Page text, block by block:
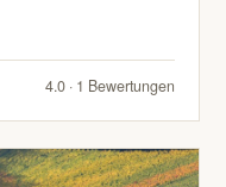
4.0 · 1 Bewertungen